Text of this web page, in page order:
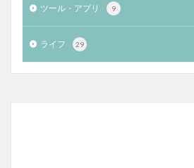
ツール・アプリ 9
ライフ 29